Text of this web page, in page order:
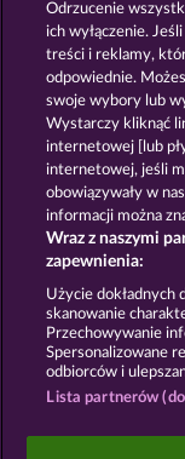
Zasady i
Nota
Gry
Odrzucenie
ich wyłączenie.
treści i reklamy,
odpowiednie.
swoje wybory lub
Wystarczy kliknąć
internetowej [lub
internetowej, jeśli
obowiązywały w
informacji można
Wraz z naszymi
zapewnienia:
Użycie dokładnych
skanowanie
Przechowywanie
Spersonalizowane
odbiorców i
Lista partnerów